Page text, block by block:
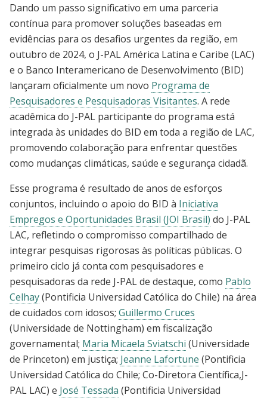
Dando um passo significativo em uma parceria
contínua para promover soluções baseadas em
evidências para os desafios urgentes da região, em
outubro de 2024, o J-PAL América Latina e Caribe (LAC)
e o Banco Interamericano de Desenvolvimento (BID)
lançaram oficialmente um novo Programa de
Pesquisadores e Pesquisadoras Visitantes. A rede
acadêmica do J-PAL participante do programa está
integrada às unidades do BID em toda a região de LAC,
promovendo colaboração para enfrentar questões
como mudanças climáticas, saúde e segurança cidadã.
Esse programa é resultado de anos de esforços
conjuntos, incluindo o apoio do BID à Iniciativa
Empregos e Oportunidades Brasil (JOI Brasil) do J-PAL
LAC, refletindo o compromisso compartilhado de
integrar pesquisas rigorosas às políticas públicas. O
primeiro ciclo já conta com pesquisadores e
pesquisadoras da rede J-PAL de destaque, como Pablo
Celhay(Pontificia Universidad Católica do Chile) na área
de cuidados com idosos; Guillermo Cruces
(Universidade de Nottingham) em fiscalização
governamental; Maria Micaela Sviatschi (Universidade
de Princeton) em justiça; Jeanne Lafortune (Pontificia
Universidad Católica do Chile; Co-Diretora Científica,J-
PAL LAC) e José Tessada (Pontificia Universidad